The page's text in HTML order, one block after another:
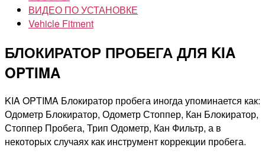
ВИДЕО ПО УСТАНОВКЕ
Vehicle Fitment
БЛОКИРАТОР ПРОБЕГА ДЛЯ KIA
OPTIMA
KIA OPTIMA Блокиратор пробега иногда упоминается как:
Одометр Блокиратор, Одометр Стоппер, Кан Блокиратор,
Стоппер Пробега, Трип Одометр, Кан Фильтр, а в
некоторых случаях как инструмент коррекции пробега.